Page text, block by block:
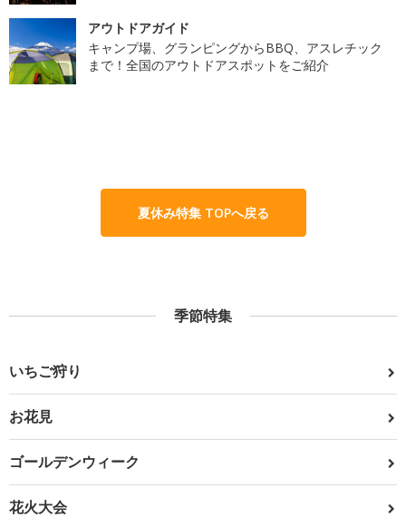
アウトドアガイド
キャンプ場、グランピングからBBQ、アスレチック
まで！全国のアウトドアスポットをご紹介
夏休み特集 TOPへ戻る
季節特集
いちご狩り
お花見
ゴールデンウィーク
花火大会